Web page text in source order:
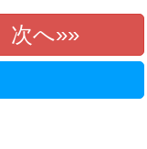
次へ»